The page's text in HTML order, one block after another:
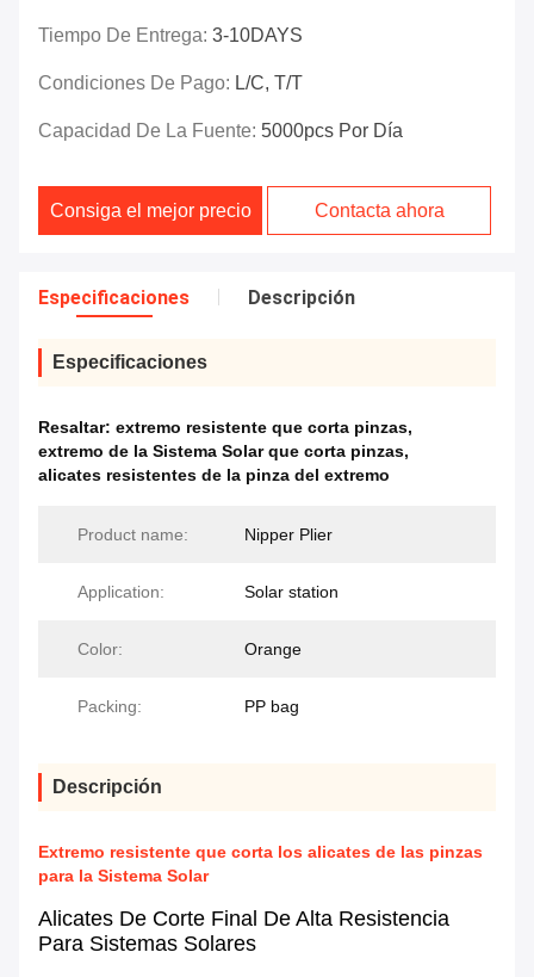
Tiempo De Entrega: 3-10DAYS
Condiciones De Pago: L/C, T/T
Capacidad De La Fuente: 5000pcs Por Día
Consiga el mejor precio Contacta ahora
Especificaciones Descripción
Especificaciones
Resaltar: extremo resistente que corta pinzas,
extremo de la Sistema Solar que corta pinzas,
alicates resistentes de la pinza del extremo
Product name: Nipper Plier
Application: Solar station
Color: Orange
Packing: PP bag
Descripción
Extremo resistente que corta los alicates de las pinzas
para la Sistema Solar
Alicates De Corte Final De Alta Resistencia
Para Sistemas Solares